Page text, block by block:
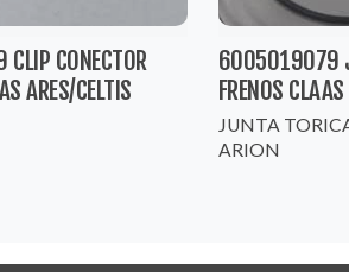
CONECTOR
ARES/CELTIS
6005019079
FRENOS
JUNTA
ARION